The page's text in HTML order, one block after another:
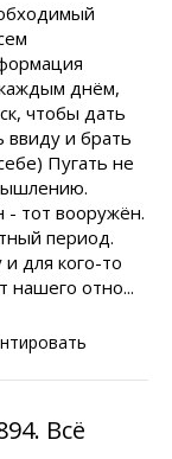
днём,
чтобы дать
и брать
Пугать не
- тот вооружён.
период.
для кого-то
нашего отно...
Всё